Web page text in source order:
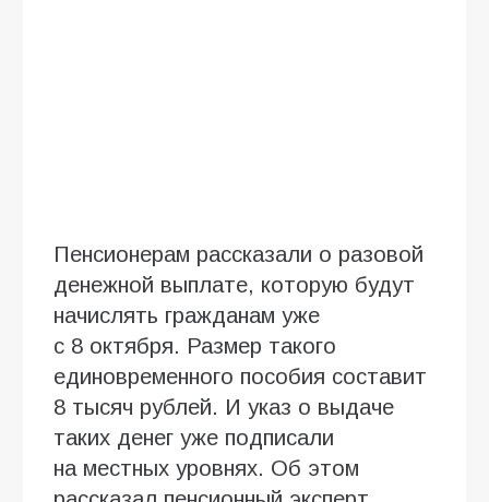
Пенсионерам рассказали о разовой
денежной выплате, которую будут
начислять гражданам уже
с 8 октября. Размер такого
единовременного пособия составит
8 тысяч рублей. И указ о выдаче
таких денег уже подписали
на местных уровнях. Об этом